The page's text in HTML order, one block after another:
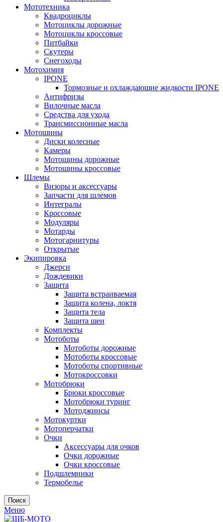
Мототехника
Квадроциклы
Мотоциклы дорожные
Мотоциклы кроссовые
Питбайки
Скутеры
Снегоходы
Мотохимия
IPONE
Тормозные и охлаждающие жидкости IPONE
Антифризы
Вилочные масла
Средства для ухода
Трансмиссионные масла
Мотошины
Диски колесные
Камеры
Мотошины дорожные
Мотошины кроссовые
Шлемы
Визоры и аксессуары
Запчасти для шлемов
Интегралы
Кроссовые
Модуляры
Мотарды
Мотогарнитуры
Открытые
Экипировка
Джерси
Дождевики
Защита
Защита встраиваемая
Защита колена, локтя
Защита тела
Защита шеи
Комплекты
Мотоботы
Мотоботы дорожные
Мотоботы кроссовые
Мотоботы спортивные
Мотокроссовки
Мотобрюки
Брюки кроссовые
Мотобрюки туринг
Мотоджинсы
Мотокуртки
Мотоперчатки
Очки
Аксессуары для очков
Очки дорожные
Очки кроссовые
Подшлемники
Термобелье
Поиск
Меню